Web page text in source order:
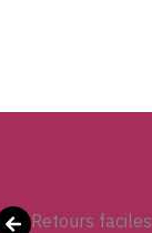
Retours faciles